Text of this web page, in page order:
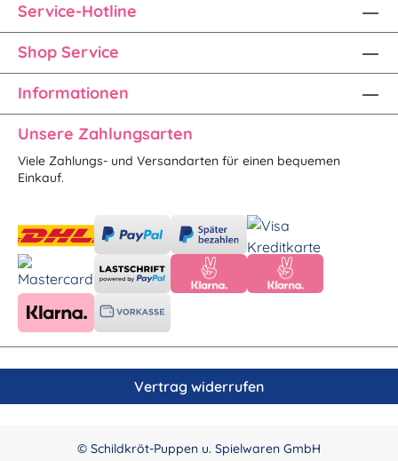
Service-Hotline
Shop Service
Informationen
Unsere Zahlungsarten
Viele Zahlungs- und Versandarten für einen bequemen
Einkauf.
Vertrag widerrufen
© Schildkröt-Puppen u. Spielwaren GmbH